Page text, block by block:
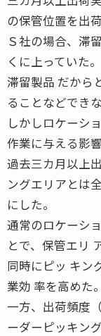
の保管位置を出
Ｓ社の場合、滞
くに上っていた。
滞留製品 だから
ることなどできな
しかしロケーシ
作業に与える影
過去三カ月以上
ングエリアとは
にした。
通常のロケーシ
とで、保管エリ
同時にピッ キン
業効 率を高めた。
一方、出荷頻度
ーダーピッキン